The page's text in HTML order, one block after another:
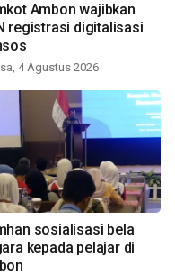
Ambon wajibkan
registrasi digitalisasi
4 Agustus 2026
sosialisasi bela
kepada pelajar di